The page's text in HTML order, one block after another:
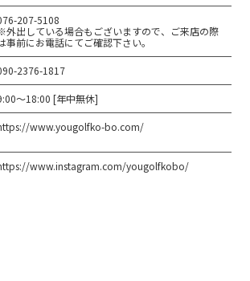
207-5108
外出している場合もございますので、ご来店の際
事前にお電話にてご確認下さい。
2376-1817
～18:00 [年中無休]
www.yougolfko-bo.com/
www.instagram.com/yougolfkobo/